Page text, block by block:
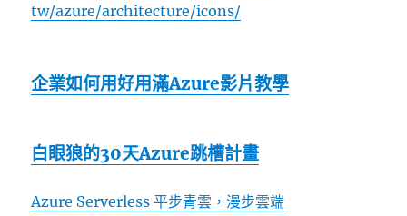
tw/azure/architecture/icons/
企業如何用好用滿Azure影片教學
白眼狼的30天Azure跳槽計畫
Azure Serverless 平步青雲，漫步雲端